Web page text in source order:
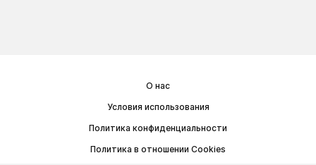
О нас
Условия использования
Политика конфиденциальности
Политика в отношении Cookies